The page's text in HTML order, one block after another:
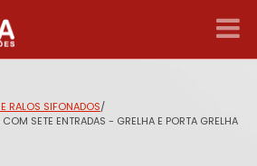
RALOS SIFONADOS/
SETE ENTRADAS - GRELHA E PORTA GRELHA